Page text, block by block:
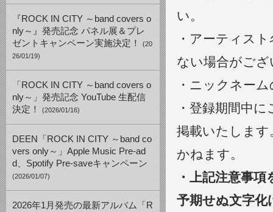
『ROCK IN CITY ～band covers o
nly～』発売記念 パネル展＆プレ
ゼントキャンペーン実施決定！
(20
26/01/19)
「ROCK IN CITY ～band covers o
nly～」発売記念 YouTube 生配信
決定！
(2026/01/16)
DEEN「ROCK IN CITY ～band co
vers only～」Apple Music Pre-ad
d、Spotify Pre-saveキャンペーン
(2026/01/07)
2026年1月発売の最新アルバム「R
い。
・アーティス
ない場合がご
・ニックネー
・登録期間中
掲載いたします
かねます。
・上記注意事
予期せぬ文字化